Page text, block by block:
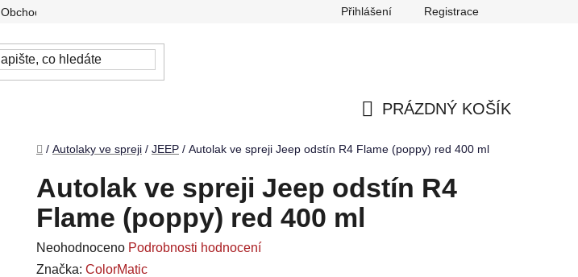
Obchodní podmínky Reklamace Odstoupení od smlouvy
Přihlášení Registrace
PRÁZDNÝ KOŠÍK
Domů
/ Autolaky ve spreji / JEEP / Autolak ve spreji Jeep odstín R4 Flame (poppy) red 400 ml
Autolak ve spreji Jeep odstín R4
Flame (poppy) red 400 ml
Průměrné
hodnocení
Neohodnoceno Podrobnosti hodnocení
Značka: ColorMatic